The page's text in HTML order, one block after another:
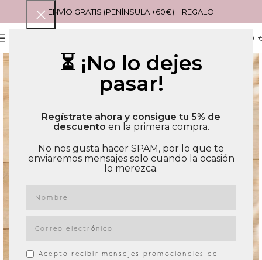
⏳ ¡No lo dejes
pasar!
Regístrate ahora y consigue tu 5% de
descuento en la primera compra.
No nos gusta hacer SPAM, por lo que te
enviaremos mensajes solo cuando la ocasión
lo merezca.
Acepto recibir mensajes promocionales de
ENVÍO GRATIS (PENÍNSULA +60€) + REGALO
0,00